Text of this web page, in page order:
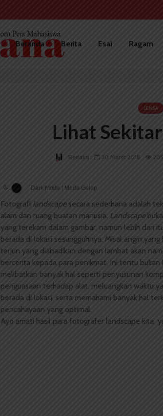
Beranda Berita Esai Ragam
LENSA
Lihat
Redaksi 30 Maret 2018
Dark Mode | Moda Gelap
Fotografi landscape secara sederhana adalah
alam dan ruang buatan manusia. Landscape
yang terekam dalam gambar, namun lebih dari
berada di lokasi sesungguhnya. Misal angin
terjun yang diabadikan dengan lambat akan
bercerita kepada para penikmat. Ini tentu bukan
melibatkan banyak hal seperti penyusunan
penguasaan terhadap alat, meluangkan waktu
berada di lokasi, serta memahami banyak hal
pencahayaan yang optimal.
Ayo amati hasil para fotografer landscape kita